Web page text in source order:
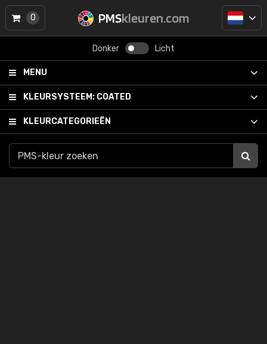
PMSkleuren.com
Donker Licht
MENU
KLEURSYSTEEM: COATED
KLEURCATEGORIEËN
0